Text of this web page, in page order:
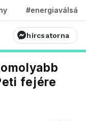
#energiaválság
hírcsatorna
fejére